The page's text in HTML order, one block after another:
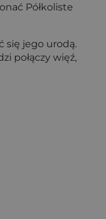
Półkoliste
się jego urodą.
połączy więź,